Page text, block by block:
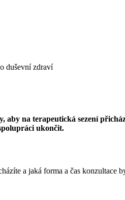
duševní zdraví
na terapeutická sezení
ukončit.
a jaká forma a čas konzultace